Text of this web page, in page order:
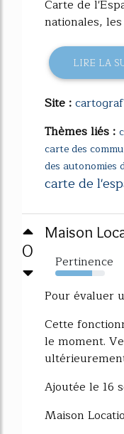
Carte de
nationales,
LIRE LA
Site :
Thèmes liés :
carte des
des autonomies
carte de
0
Maison
Pertinence
74%
Pour évaluer
Cette
le moment.
Ajoutée le 16
Maison